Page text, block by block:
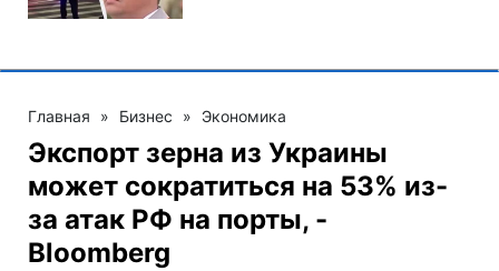
Главная » Бизнес » Экономика
Экспорт зерна из Украины
может сократиться на 53% из-
за атак РФ на порты, -
Bloomberg